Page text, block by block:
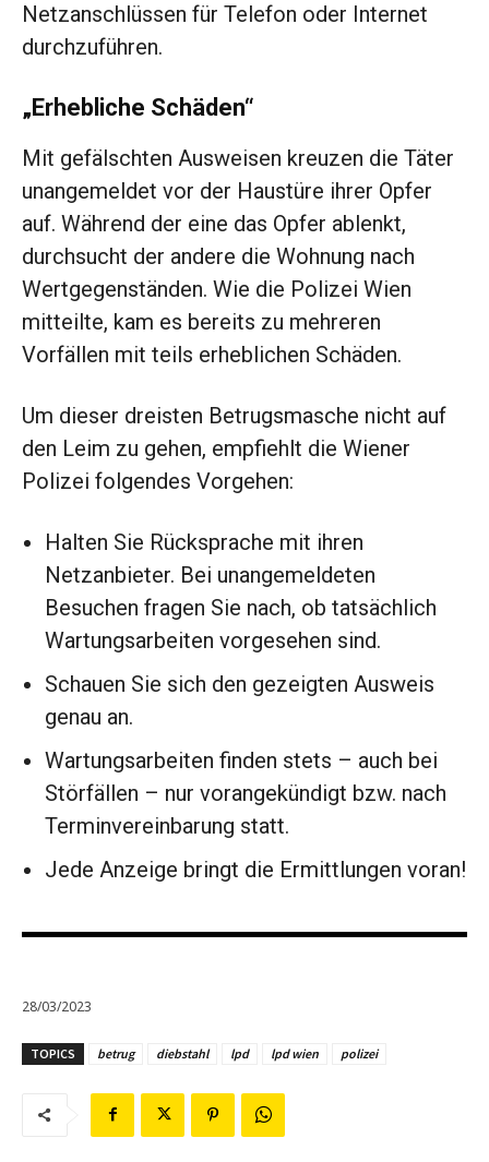
Netzanschlüssen für Telefon oder Internet
durchzuführen.
„Erhebliche Schäden“
Mit gefälschten Ausweisen kreuzen die Täter
unangemeldet vor der Haustüre ihrer Opfer
auf. Während der eine das Opfer ablenkt,
durchsucht der andere die Wohnung nach
Wertgegenständen. Wie die Polizei Wien
mitteilte, kam es bereits zu mehreren
Vorfällen mit teils erheblichen Schäden.
Um dieser dreisten Betrugsmasche nicht auf
den Leim zu gehen, empfiehlt die Wiener
Polizei folgendes Vorgehen:
Halten Sie Rücksprache mit ihren
Netzanbieter. Bei unangemeldeten
Besuchen fragen Sie nach, ob tatsächlich
Wartungsarbeiten vorgesehen sind.
Schauen Sie sich den gezeigten Ausweis
genau an.
Wartungsarbeiten finden stets – auch bei
Störfällen – nur vorangekündigt bzw. nach
Terminvereinbarung statt.
Jede Anzeige bringt die Ermittlungen voran!
28/03/2023
TOPICS betrug diebstahl lpd lpd wien polizei